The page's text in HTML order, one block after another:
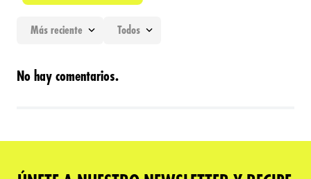
Más reciente Todos
No hay comentarios.